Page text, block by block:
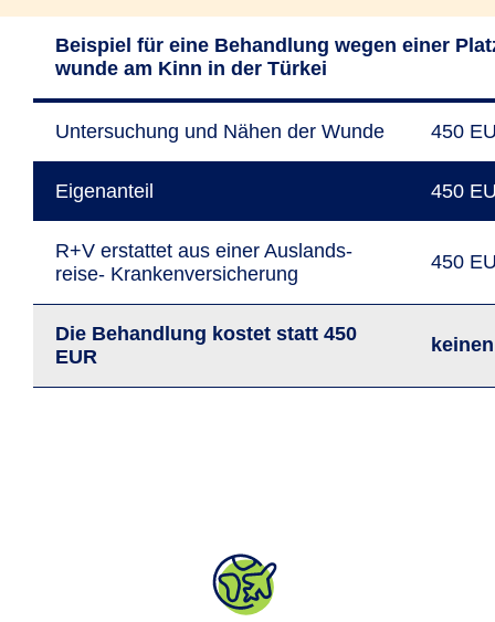
Beispiel für eine Behand­lung wegen einer
wunde am Kinn in der Türkei
Unter­suchung und Nähen der Wunde 450
Eigen­anteil 450
R+V erstattet aus einer Auslands­
reise- Kranken­versiche­rung
450
Die Behand­lung kostet statt 450
EUR